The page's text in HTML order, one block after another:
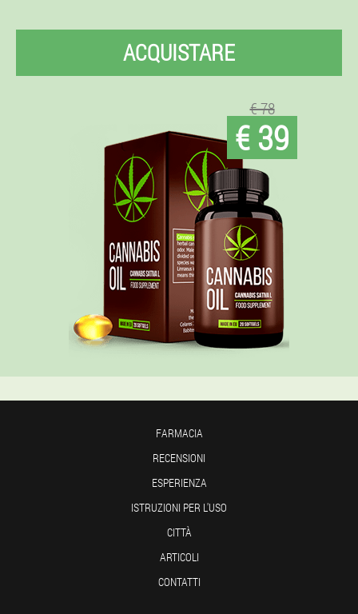
ACQUISTARE
€ 78
€ 39
FARMACIA
RECENSIONI
ESPERIENZA
ISTRUZIONI PER L'USO
CITTÀ
ARTICOLI
CONTATTI